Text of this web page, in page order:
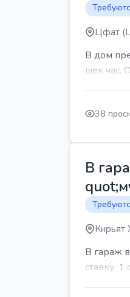
Цфат
В дом
шек час.
38
В
Кирьят
В гараж
ставку.